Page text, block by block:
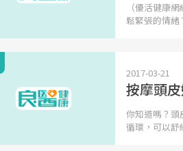
（優活健康
鬆緊張的情緒
2017-03-21
按摩頭
你知道嗎？頭
循環，可以舒